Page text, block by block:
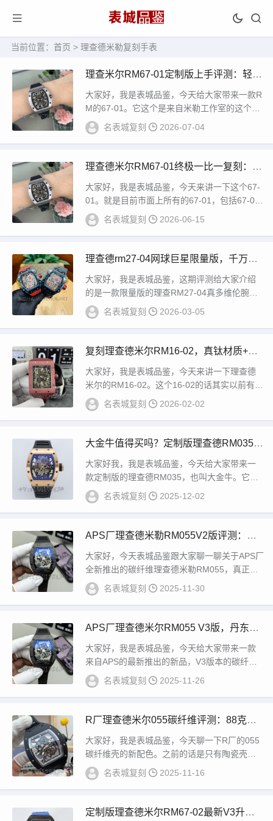
当前位置： 首页 > 理查德米勒复刻手表
理查米尔RM67-01定制版上手评测：轻、
薄、质感不错
大家好，我是表城品鉴，今天给大家带来一款R
M的67-01。它这个是来自米勒工作室的这个定
制版，它的机芯是一个定制的机芯。然后这种...
名表城复刻 2026-07-04
理查德米尔RM67-01终极一比一复刻：功
能完美匹配
大家好，我是表城品鉴，今天来讲一下这个67-
01。就是目前市面上所有的67-01，包括67-02
也好，目前市面上它就有两个厂在做...
名表城复刻 2026-06-15
理查德rm27-04网球巨星限量版，千万级
工价，复刻能做到多像？
大家好，我是表城品鉴，这期评测给大家介绍
的是一款限量版的理查RM27-04真多维伦腕
表。这款是网球巨星拉斐尔纳达尔合作十周年
的一...
名表城复刻 2026-03-05
复刻理查德米尔RM16-02，真钛材质+全
动齿轮机芯上手体验
大家好，我是表城品鉴，今天来讲一下理查德
米尔的RM16-02。这个16-02的话其实以前有一
些小作坊是有做的，几百块也有，一千几...
名表城复刻 2026-02-02
大金牛值得买吗？定制版理查德RM035一
体机芯实测
大家好我，我是表城品鉴，今天给大家带来一
款定制版的理查德RM035，也叫大金牛。它是
采用一个高复合钢，经过这个原数据原装数据
来进...
名表城复刻 2025-12-02
APS厂理查德米勒RM055V2版评测：能
否秒杀ZF厂？
大家好，今天表城品鉴跟大家聊一聊关于APS厂
全新推出的碳纤维理查德米勒RM055，真正的
丹东最新版的RMULL2的一体机芯，也是...
名表城复刻 2025-11-30
APS厂理查德米尔RM055 V3版，丹东一
体机芯+真齿轮拆解
大家好，我是表城品鉴，今天给大家带来一款
来自APS的最新推出的新品，V3版本的碳纤维
理查德055，那么也是最近的一个热点，所以
今...
名表城复刻 2025-11-26
R厂理查德米尔055碳纤维评测：88克重
量+无卡度机芯细节曝光
大家好，我是表城品鉴，今天聊一下R厂的055
碳纤维壳的新配色。之前的话是只有陶瓷壳，
就是白陶瓷还有黑陶瓷。现在是出了一个新配
色，...
名表城复刻 2025-11-16
定制版理查德米尔RM67-02最新V3升级